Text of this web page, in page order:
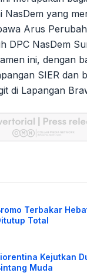
NasDem yang
Arus
DPC NasDem
ini, dengan
SIER dan
di Lapangan
Terbakar
Total
Kejutkan
Muda